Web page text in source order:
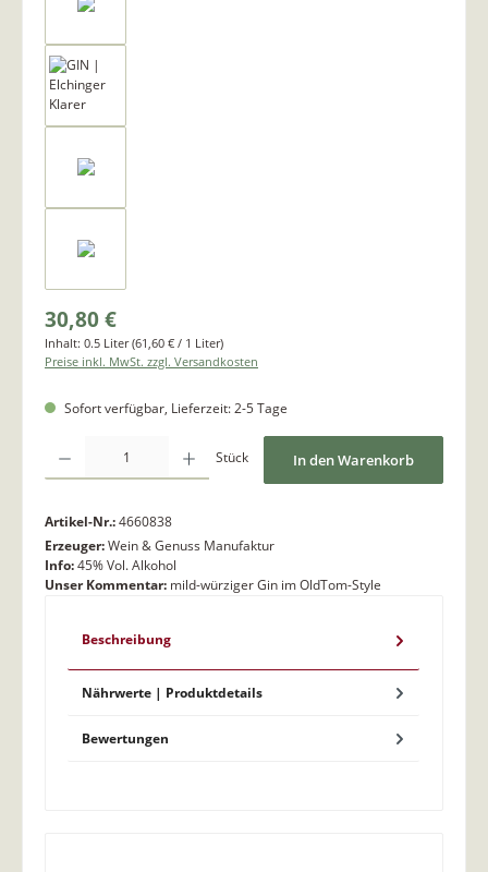
30,80 €
Inhalt: 0.5 Liter(61,60 € / 1 Liter)
Preise inkl. MwSt. zzgl. Versandkosten
Sofort verfügbar, Lieferzeit: 2-5 Tage
Stück In den Warenkorb
Artikel-Nr.:4660838
Erzeuger:Wein & Genuss Manufaktur
Info:45% Vol. Alkohol
Unser Kommentar: mild-würziger Gin im OldTom-Style
Beschreibung
Nährwerte | Produktdetails
Bewertungen